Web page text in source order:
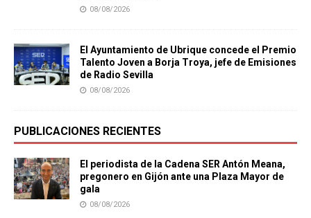
08/08/2026
El Ayuntamiento de Ubrique concede el Premio
Talento Joven a Borja Troya, jefe de Emisiones
de Radio Sevilla
08/08/2026
PUBLICACIONES RECIENTES
El periodista de la Cadena SER Antón Meana,
pregonero en Gijón ante una Plaza Mayor de
gala
08/08/2026